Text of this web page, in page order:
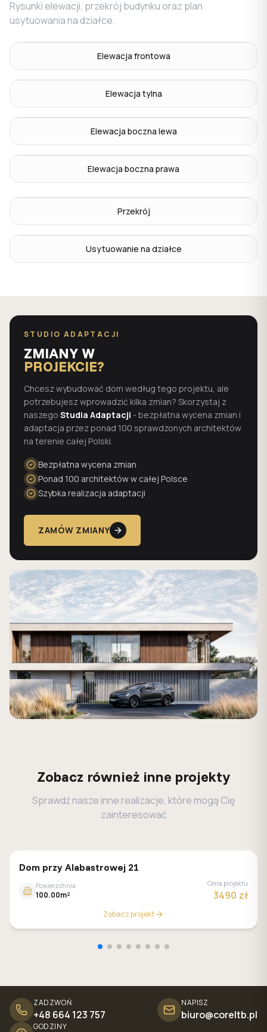
Rysunki elewacji, przekrój budynku oraz plan
usytuowania na działce.
Elewacja frontowa
Elewacja tylna
Elewacja boczna lewa
Elewacja boczna prawa
Przekrój
Usytuowanie na działce
STUDIO ADAPTACJI
ZMIANY W
PROJEKCIE?
Chcesz wybudować dom według tego projektu, ale
potrzebujesz wprowadzić kilka zmian? Skorzystaj z
naszego Studia Adaptacji - bezpłatna wycena zmian i
adaptacja przez ponad 100 sprawdzonych architektów
na terenie całej Polski.
Bezpłatna wycena zmian
Ponad 100 architektów w całej Polsce
Szybka realizacja adaptacji
ZAMÓW ZMIANY
Zobacz również inne projekty
Sprawdź nasze inne realizacje, które mogą Cię
zainteresować
GALERIA DOMÓW
Dom przy Alabastrowej 21
Powierzchnia
100.00m²
Cena projektu
3490 zł
Zobacz projekt
ZADZWOŃ
+48 664 123 757
NAPISZ
biuro@coreltb.pl
GODZINY